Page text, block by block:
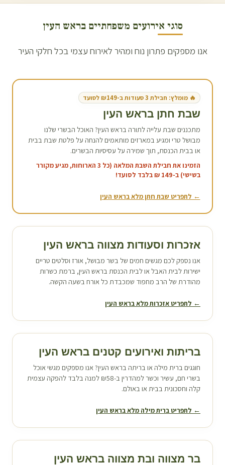
סוגי אירועים משפחתיים בראש העין
אנו מספקים פתרון נוח ומהיר לאירוח עצמי בכל חלקי העיר
🔥 מומלץ: חבילת 3 סעודות ב-₪149 לסועד
שבת חתן בראש העין
מתכננים שבת עלייה לתורה בראש העין? האוכל הבשרי שלנו
מבושל טרי ומגיע במארזים מותאמים להנחה על פלטת שבת בבית
או בבית הכנסת, תוך שמירה על עסיסיות הבשרים.
הזמינו את חבילת השבת המלאה (כל 3 הארוחות, מגיע מקורר
בשישי) ב-149 ₪ בלבד לסועד!
← לתפריט שבת חתן מלא בראש העין
אזכרות וסעודות מצווה בראש העין
אנו נספק לכם מגשים חמים של בשר מבושל, אורז וסלטים טריים
ישירות לבית האבל או לבית הכנסת בראש העין, ברמת כשרות
מהודרת של הרב מחפוד שמכבדת כל אורח בשעה הקשה.
← לתפריט אזכרות מלא בראש העין
בריתות ואירועים קטנים בראש העין
חוגגים ברית מילה או בריתה בראש העין? אנו מספקים מגשי אוכל
בשרי חם, עשיר וכשר למהדרין ב-₪58 למנה בלבד להפקה עצמית
קלה וחסכונית בבית או באולם.
← לתפריט ברית מילה מלא בראש העין
בר מצווה ובת מצווה בראש העין